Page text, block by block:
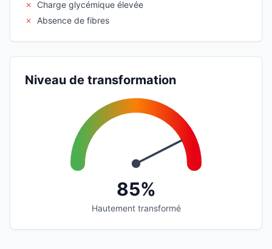
✗
Charge glycémique élevée
✗
Absence de fibres
Niveau de transformation
85%
Hautement transformé